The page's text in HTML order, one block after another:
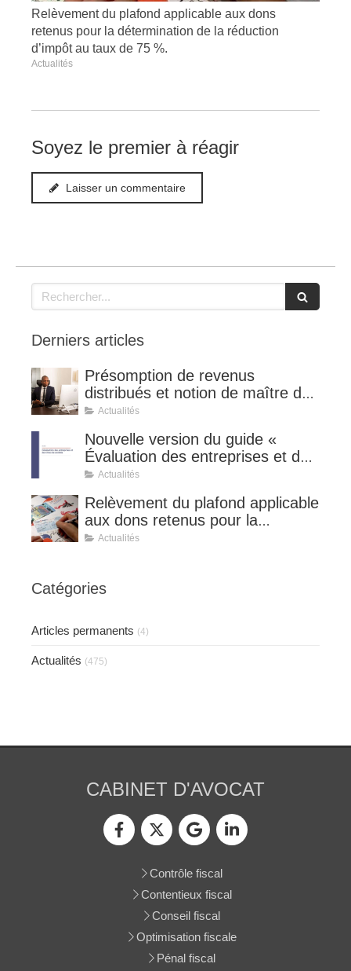
Relèvement du plafond applicable aux dons
retenus pour la détermination de la réduction
d’impôt au taux de 75 %.
Actualités
Soyez le premier à réagir
Laisser un commentaire
Rechercher
Derniers articles
Présomption de revenus
distribués et notion de maître de
l'affaire (CE 8 juillet 2026, n°
Actualités
Nouvelle version du guide «
Évaluation des entreprises et des
titres de sociétés ».
Actualités
Relèvement du plafond applicable
aux dons retenus pour la
détermination de la réduction
Actualités
Catégories
Articles permanents (4)
Actualités (475)
CABINET D'AVOCAT
Contrôle fiscal
Contentieux fiscal
Conseil fiscal
Optimisation fiscale
Pénal fiscal